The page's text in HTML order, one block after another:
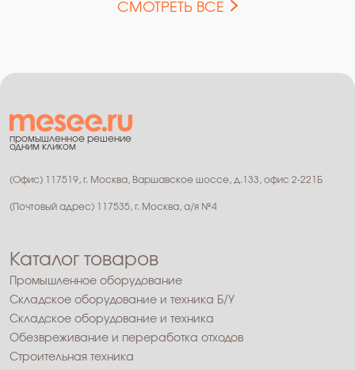
СМОТРЕТЬ ВСЕ
промышленное решение
одним кликом
(Офис) 117519, г. Москва, Варшавское шоссе, д.133, офис 2-221Б
(Почтовый адрес) 117535, г. Москва, а/я №4
Каталог товаров
Промышленное оборудование
Складское оборудование и техника Б/У
Складское оборудование и техника
Обезвреживание и переработка отходов
Строительная техника